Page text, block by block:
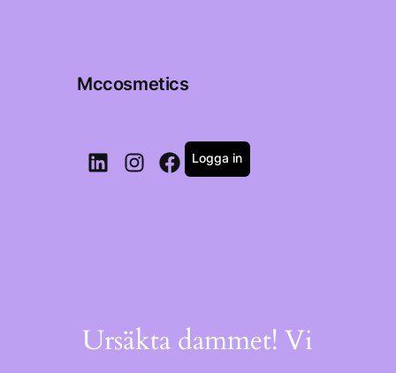
Mccosmetics
LinkedInInstagramFacebook
Logga in
Ursäkta dammet! Vi